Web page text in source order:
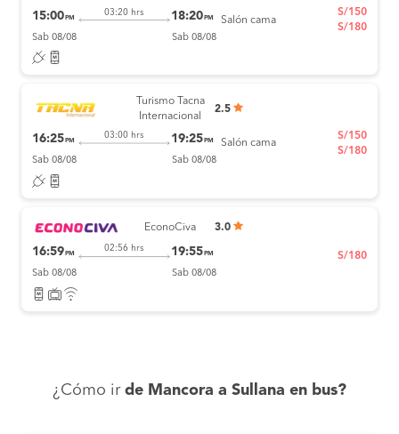
15:00 PM
03:20 hrs 18:20 PM
Sab 08/08 Sab 08/08
Salón cama
S/150
S/180
Turismo Tacna
Internacional
2.5
16:25 PM
03:00 hrs 19:25 PM
Sab 08/08 Sab 08/08
Salón cama
S/150
S/180
EconoCiva 3.0
16:59PM
02:56 hrs 19:55PM
Sab 08/08 Sab 08/08
S/180
¿Cómo ir de Mancora a Sullana en bus?